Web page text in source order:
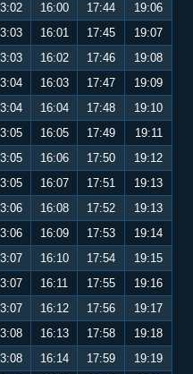
16:00 17:44
19:06
16:01 17:45
19:07
16:02 17:46
19:08
16:03 17:47
19:09
16:04 17:48
19:10
16:05 17:49
19:11
16:06 17:50
19:12
16:07 17:51
19:13
16:08 17:52
19:13
16:09 17:53
19:14
16:10 17:54
19:15
16:11 17:55
19:16
16:12 17:56
19:17
16:13 17:58
19:18
16:14 17:59
19:19